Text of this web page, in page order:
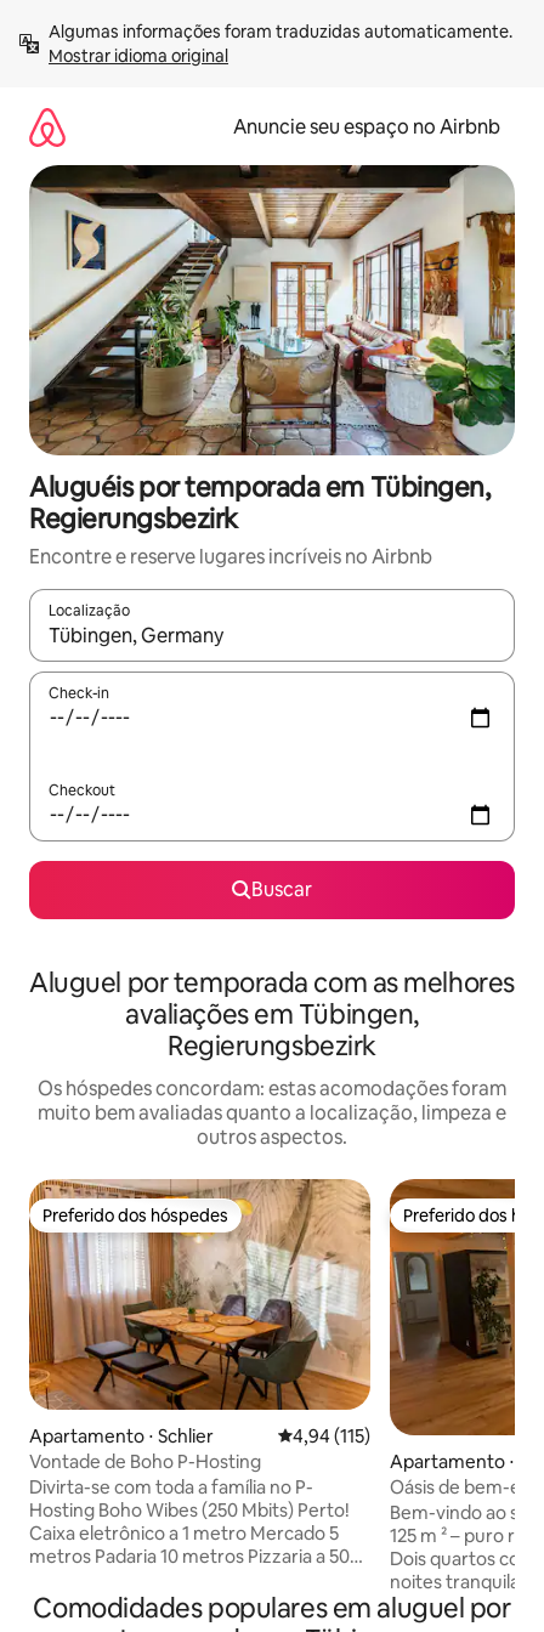
para
Mostrar idioma original
Anuncie seu espaço no Airbnb
Aluguéis por temporada em Tübingen,
Regierungsbezirk
Encontre e reserve lugares incríveis no Airbnb
Localização
Quando os resultados estiverem disponíveis, explore-os
Check-in
Checkout
Buscar
Aluguel por temporada com as melhores
avaliações em Tübingen,
Regierungsbezirk
Os hóspedes concordam: estas acomodações foram
muito bem avaliadas quanto a localização, limpeza e
outros aspectos.
Preferido dos hóspedes
Preferido dos hóspedes
Apartamento ⋅ Schlier 4,94 de uma avaliação média de
4,94 (115)
Vontade de Boho P-Hosting
Divirta-se com toda a família no P-
Hosting Boho Wibes (250 Mbits) Perto!
Caixa eletrônico a 1 metro Mercado 5
metros Padaria 10 metros Pizzaria a 50
metros de distância Igreja a 50 metros
de distância Lago a 100 metros Campo
Preferido dos
Preferido dos
Apartamento ⋅
Oásis de bem-
com sauna
Bem-vindo ao
125 m ² – puro
Dois quartos
noites tranquilas.
para 4 pessoas
Comodidades populares em aluguel por